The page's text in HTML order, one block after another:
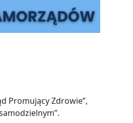
Promujący Zdrowie”,